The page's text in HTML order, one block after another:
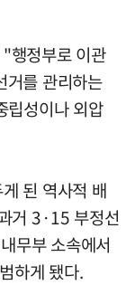
행정부로 이관
거를 관리하는
립성이나 외압
된 역사적 배
거 3·15 부정선
무부 소속에서
하게 됐다.